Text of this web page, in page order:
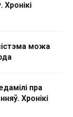
Хронікі
можа
пра
Хронікі